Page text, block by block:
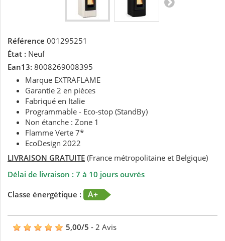
Référence 001295251
État : Neuf
Ean13: 8008269008395
Marque EXTRAFLAME
Garantie 2 en pièces
Fabriqué en Italie
Programmable - Eco-stop (StandBy)
Non étanche : Zone 1
Flamme Verte 7*
EcoDesign 2022
LIVRAISON GRATUITE (France métropolitaine et Belgique)
Délai de livraison : 7 à 10 jours ouvrés
Classe énergétique :
A+
5,00/5 - 2 Avis